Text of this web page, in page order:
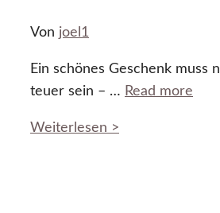
Von joel1
Ein schönes Geschenk muss
teuer sein – … Read more
Weiterlesen >